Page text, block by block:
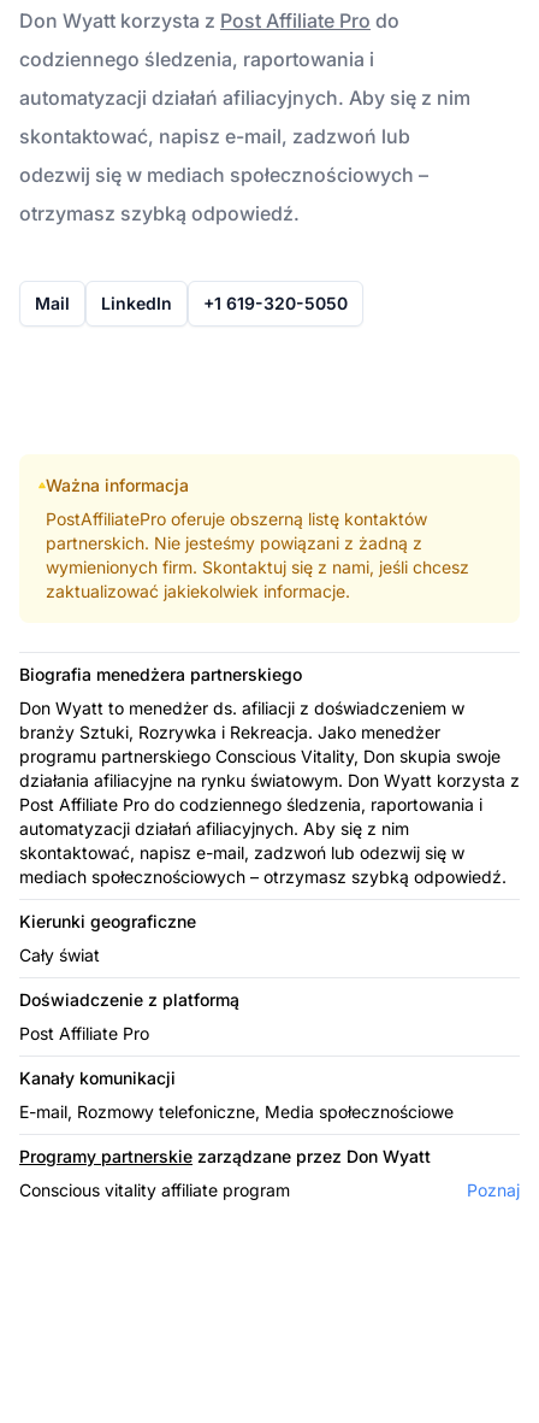
Don Wyatt korzysta z Post Affiliate Pro do
codziennego śledzenia, raportowania i
automatyzacji działań afiliacyjnych. Aby się z nim
skontaktować, napisz e-mail, zadzwoń lub
odezwij się w mediach społecznościowych –
otrzymasz szybką odpowiedź.
Mail LinkedIn +1 619-320-5050
Ważna informacja
PostAffiliatePro oferuje obszerną listę kontaktów
partnerskich. Nie jesteśmy powiązani z żadną z
wymienionych firm. Skontaktuj się z nami, jeśli chcesz
zaktualizować jakiekolwiek informacje.
Biografia menedżera partnerskiego
Don Wyatt to menedżer ds. afiliacji z doświadczeniem w
branży Sztuki, Rozrywka i Rekreacja. Jako menedżer
programu partnerskiego Conscious Vitality, Don skupia swoje
działania afiliacyjne na rynku światowym. Don Wyatt korzysta z
Post Affiliate Pro do codziennego śledzenia, raportowania i
automatyzacji działań afiliacyjnych. Aby się z nim
skontaktować, napisz e-mail, zadzwoń lub odezwij się w
mediach społecznościowych – otrzymasz szybką odpowiedź.
Kierunki geograficzne
Cały świat
Doświadczenie z platformą
Post Affiliate Pro
Kanały komunikacji
E-mail, Rozmowy telefoniczne, Media społecznościowe
Programy partnerskie zarządzane przez Don Wyatt
Conscious vitality affiliate program
Poznaj